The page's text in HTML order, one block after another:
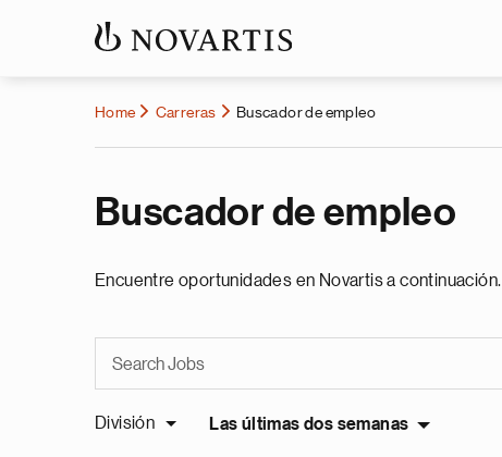
Home Carreras Buscador de empleo
Buscador de empleo
Encuentre oportunidades en Novartis a continuación.
División Las últimas dos semanas